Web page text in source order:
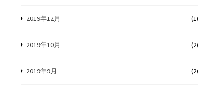
2019年12月 (1)
2019年10月 (2)
2019年9月 (2)